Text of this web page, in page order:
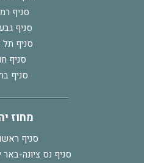
סניף
סניף
סניף תל
סניף
סניף
מחוז
סניף
סניף נס ציונה-